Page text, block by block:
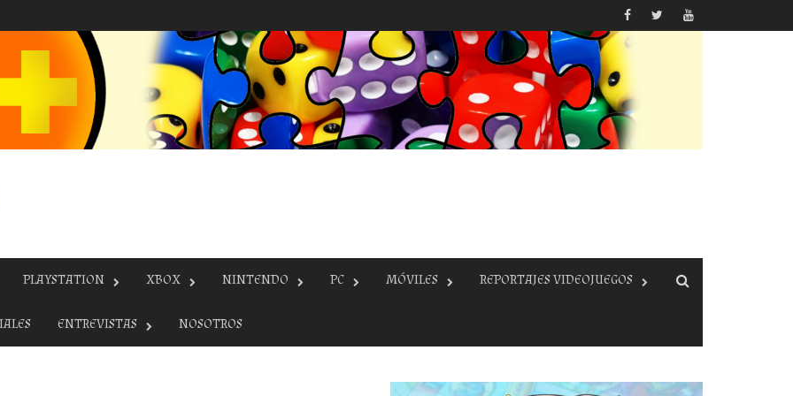
PLAYSTATION XBOX NINTENDO PC MÓVILES REPORTAJES VIDEOJUEGOS
ENTREVISTAS NOSOTROS